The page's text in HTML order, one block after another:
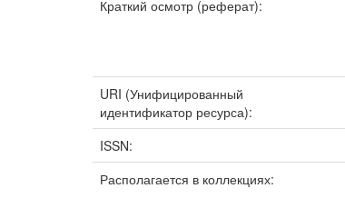
Краткий осмотр (реферат):
URI (Унифицированный
идентификатор ресурса):
ISSN:
Располагается в коллекциях: